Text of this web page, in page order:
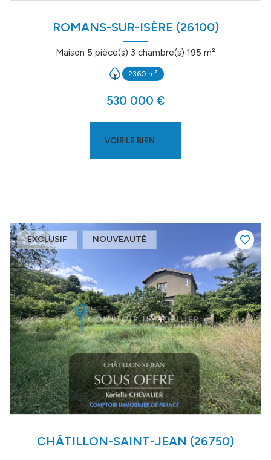
ROMANS-SUR-ISÈRE (26100)
Maison 5 pièce(s) 3 chambre(s) 195 m²
2360 m²
530 000 €
VOIR LE BIEN
EXCLUSIF NOUVEAUTÉ
CHÂTILLON-SAINT-JEAN (26750)